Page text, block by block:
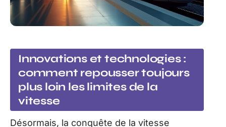
Innovations et technologies :
comment repousser toujours
plus loin les limites de la
vitesse
Désormais, la conquête de la vitesse